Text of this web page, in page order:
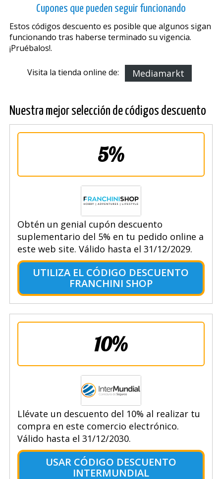
Cupones que pueden seguir funcionando
Estos códigos descuento es posible que algunos sigan
funcionando tras haberse terminado su vigencia.
¡Pruébalos!.
Visita la tienda online de: Mediamarkt
Nuestra mejor selección de códigos descuento
5%
Obtén un genial cupón descuento
suplementario del 5% en tu pedido online a
este web site. Válido hasta el 31/12/2029.
UTILIZA EL CÓDIGO DESCUENTO
FRANCHINI SHOP
10%
Llévate un descuento del 10% al realizar tu
compra en este comercio electrónico.
Válido hasta el 31/12/2030.
USAR CÓDIGO DESCUENTO
INTERMUNDIAL